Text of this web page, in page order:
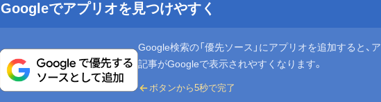
Googleでアプリオを見つけやすく
Google検索の「優先ソース」にアプリオを追加すると、
記事がGoogleで表示されやすくなります。
ボタンから5秒で完了